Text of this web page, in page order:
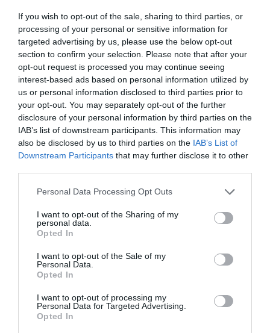
If you wish to opt-out of the sale, sharing to third parties, or
processing of your personal or sensitive information for
targeted advertising by us, please use the below opt-out
section to confirm your selection. Please note that after your
opt-out request is processed you may continue seeing
interest-based ads based on personal information utilized by
us or personal information disclosed to third parties prior to
your opt-out. You may separately opt-out of the further
disclosure of your personal information by third parties on the
IAB’s list of downstream participants. This information may
also be disclosed by us to third parties on the IAB’s List of
Downstream Participants that may further disclose it to other
Please note that this website/app uses one or more Google
not limited to your visit or usage behaviour. You may click to
grant or deny consent to Google and its third-party tags to
use your data for below specified purposes in below Google
consent section.
Personal Data Processing Opt Outs
I want to opt-out of the Sharing of my
personal data.
Opted In
I want to opt-out of the Sale of my
Personal Data.
Opted In
I want to opt-out of processing my
Personal Data for Targeted Advertising.
Opted In
Összecsapnak az exek
Kovács Renit a Házasság első látásra második évadában
ismerhették meg a tévénézők, ahol Wollner Péter
Bruminak mondta ki vakon az igent. Noha a műsor
fináléjában a férj és a feleség is a kapcsolatuk folytatása
mellett döntött, a párkereső reality után nem sokkal
mégis különváltak az útjaik, ám Brumira azóta ismét
rátalált a szerelem. Az egykori pár ennek ellenére
hamarosan új csatornán és új körülmények bizonyít
majd, ugyanis az RTL Exek csatája című műsorának
Megosztás: Facebook Twitter Pinterest
Reni